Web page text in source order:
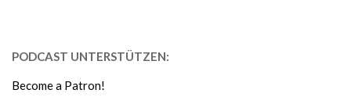
PODCAST UNTERSTÜTZEN:
Become a Patron!